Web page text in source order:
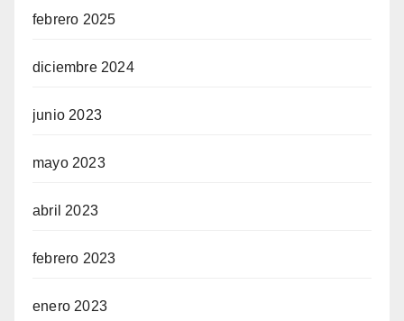
febrero 2025
diciembre 2024
junio 2023
mayo 2023
abril 2023
febrero 2023
enero 2023